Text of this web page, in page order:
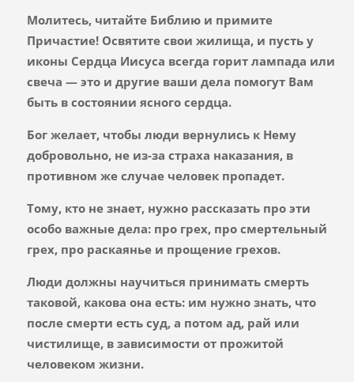
Молитесь, читайте Библию и примите
Причастие! Освятите свои жилища, и пусть у
иконы Сердца Иисуса всегда горит лампада или
свеча — это и другие ваши дела помогут Вам
быть в состоянии ясного сердца.
Бог желает, чтобы люди вернулись к Нему
добровольно, не из-за страха наказания, в
противном же случае человек пропадет.
Тому, кто не знает, нужно рассказать про эти
особо важные дела: про грех, про смертельный
грех, про раскаянье и прощение грехов.
Люди должны научиться принимать смерть
таковой, какова она есть: им нужно знать, что
после смерти есть суд, а потом ад, рай или
чистилище, в зависимости от прожитой
человеком жизни.